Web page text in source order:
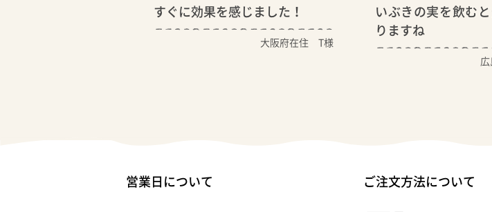
すぐに効果を感じました！
大阪府在住 T様
いぶきの実を飲む
りますね
営業日について ご注文方法について